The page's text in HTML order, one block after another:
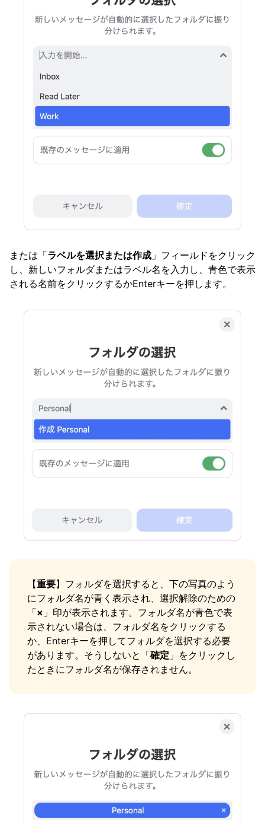
または「ラベルを選択または作成 」フィールドをクリック
し、新しいフォルダまたはラベル名を入力し、青色で表示
される名前をクリックするかEnterキーを押します。
【重要】フォルダを選択すると、下の写真のよう
にフォルダ名が青く表示され、選択解除のための
「× 」印が表示されます。フォルダ名が青色で表
示されない場合は、フォルダ名をクリックする
か、Enterキーを押してフォルダを選択する必要
があります。そうしないと「確定 」をクリックし
たときにフォルダ名が保存されません。